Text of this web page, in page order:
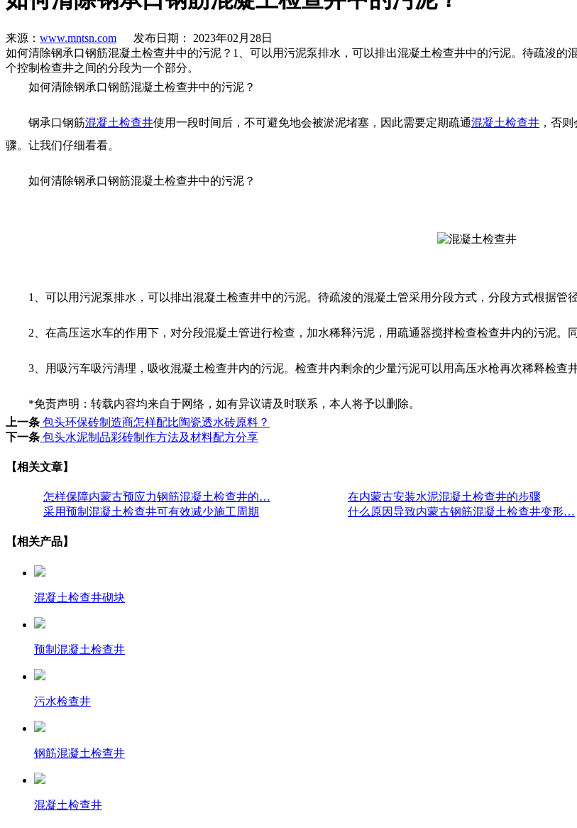
来源： www.mntsn.com 发布日期： 2023年02月28日
如何清除钢承口钢筋混凝土检查井中的污泥？1、可以用污泥泵排水，可以排出混凝土检查井中的污泥。待疏浚
个控制检查井之间的分段为一个部分。
如何清除钢承口钢筋混凝土检查井中的污泥？
钢承口钢筋混凝土检查井使用一段时间后，不可避免地会被淤泥堵塞，因此需要定期疏通混凝土检查井 ，否
骤。让我们仔细看看。
如何清除钢承口钢筋混凝土检查井中的污泥？
1、可以用污泥泵排水，可以排出混凝土检查井中的污泥。待疏浚的混凝土管采用分段方式，分段方式根据管
2、在高压运水车的作用下，对分段混凝土管进行检查，加水稀释污泥，用疏通器搅拌检查检查井内的污泥。
3、用吸污车吸污清理，吸收混凝土检查井内的污泥。检查井内剩余的少量污泥可以用高压水枪再次稀释检查井
*免责声明：转载内容均来自于网络，如有异议请及时联系，本人将予以删除。
上一条 包头环保砖制造商怎样配比陶瓷透水砖原料？
下一条 包头水泥制品彩砖制作方法及材料配方分享
【相关文章】
怎样保障内蒙古预应力钢筋混凝土检查井的… 在内蒙古安装水泥混凝土检查井的步骤
采用预制混凝土检查井可有效减少施工周期
什么原因导致内蒙古钢筋混凝土检查井变形…
【相关产品】
混凝土检查井砌块
预制混凝土检查井
污水检查井
钢筋混凝土检查井
混凝土检查井